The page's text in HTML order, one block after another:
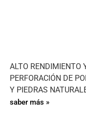
ALTO RENDIMIENTO
PERFORACIÓN DE
Y PIEDRAS
saber más »